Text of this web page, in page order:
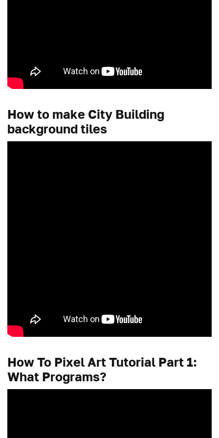
How to make City Building
background tiles
How To Pixel Art Tutorial Part 1:
What Programs?